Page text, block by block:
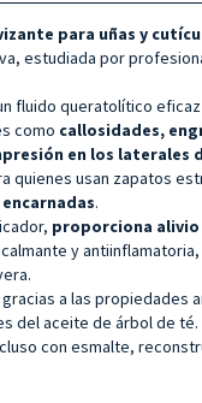
para uñas y
estudiada por
fluido queratolítico
como callosidades,
en los laterales
quienes usan zapatos
.
proporciona alivio
y
gracias a las propiedades
del aceite de árbol de té.
con esmalte,